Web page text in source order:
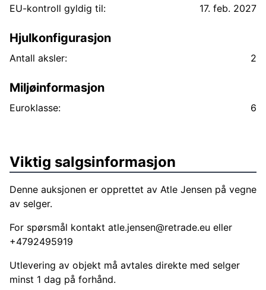
EU-kontroll gyldig til:
17. feb. 2027
Hjulkonfigurasjon
Antall aksler: 2
Miljøinformasjon
Euroklasse: 6
Viktig salgsinformasjon
Denne auksjonen er opprettet av Atle Jensen på vegne
av selger.
For spørsmål kontakt atle.jensen@retrade.eu eller
+4792495919
Utlevering av objekt må avtales direkte med selger
minst 1 dag på forhånd.